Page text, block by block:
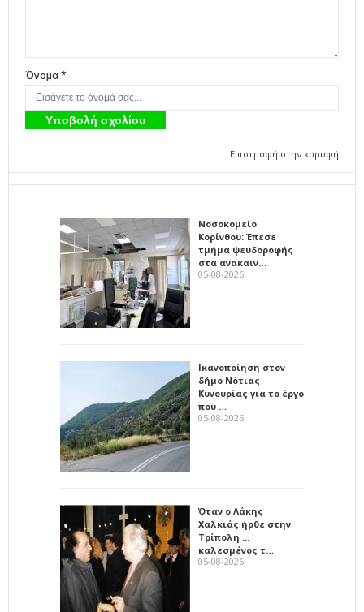
Όνομα *
Επιστροφή στην κορυφή
Νοσοκομείο
Κορίνθου: Έπεσε
τμήμα ψευδοροφής
στα ανακαιν…
05-08-2026
Ικανοποίηση στον
δήμο Νότιας
Κυνουρίας για το έργο
που …
05-08-2026
Όταν ο Λάκης
Χαλκιάς ήρθε στην
Τρίπολη ...
καλεσμένος τ…
05-08-2026